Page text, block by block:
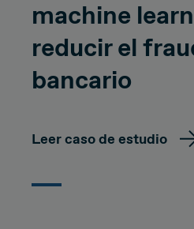
machine
reducir el
bancario
Leer caso de estudio